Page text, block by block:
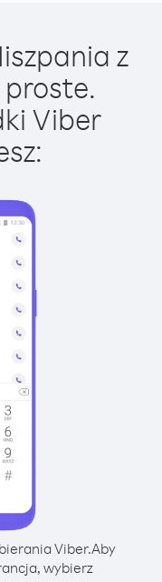
z
Viber
Viber.Aby
wybierz